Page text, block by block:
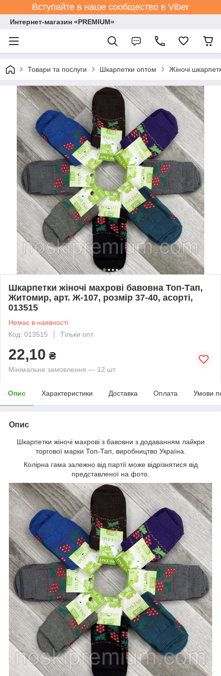
Вступайте в наше сообщество в Viber
Интернет-магазин «PREMIUM»
Товари та послуги Шкарпетки оптом Жіночі
Шкарпетки жіночі махрові бавовна Топ-Тап,
Житомир, арт. Ж-107, розмір 37-40, асорті,
013515
Немає в наявності
Код: 013515
Тільки опт
22,10 ₴
Мінімальне замовлення — 12 шт.
Опис Характеристики Доставка Оплата Умови
Опис
Шкарпетки жіночі махрові з бавовни з додаванням лайкри
торгової марки Топ-Тап, виробництво Україна.
Колірна гама залежно від партії може відрізнятися від
представленої на фото.